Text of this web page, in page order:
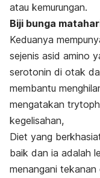
atau kemurungan.
Biji bunga
Keduanya
sejenis asid amino
serotonin di otak
membantu
mengatakan
kegelisahan,
Diet yang
baik dan ia adalah
menangani tekanan